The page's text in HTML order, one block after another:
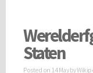
Staten
Posted on 14 Mayby